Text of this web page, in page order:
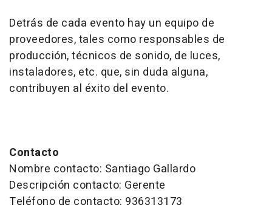
Detrás de cada evento hay un equipo de
proveedores, tales como responsables de
producción, técnicos de sonido, de luces,
instaladores, etc. que, sin duda alguna,
contribuyen al éxito del evento.
Contacto
Nombre contacto: Santiago Gallardo
Descripción contacto: Gerente